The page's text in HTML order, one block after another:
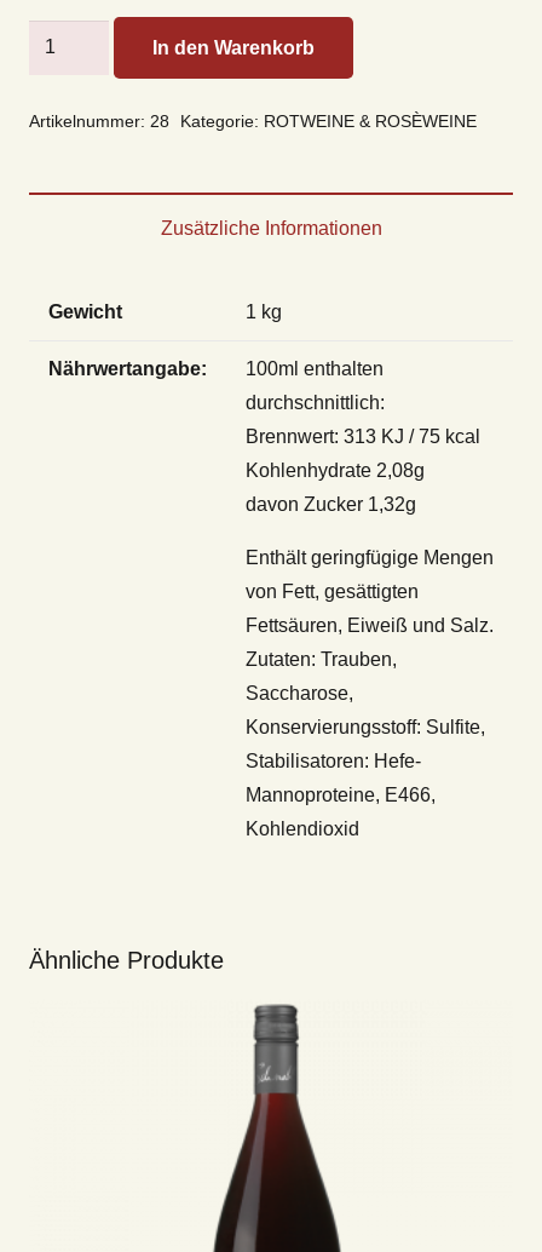
Regent
Weissherbst
In den Warenkorb
Artikelnummer: 28 Kategorie: ROTWEINE & ROSÈWEINE
Zusätzliche Informationen
Gewicht 1 kg
Nährwertangabe:
100ml enthalten
durchschnittlich:
Brennwert: 313 KJ / 75 kcal
Kohlenhydrate 2,08g
davon Zucker 1,32g
Enthält geringfügige Mengen
von Fett, gesättigten
Fettsäuren, Eiweiß und Salz.
Zutaten: Trauben,
Saccharose,
Konservierungsstoff: Sulfite,
Stabilisatoren: Hefe-
Mannoproteine, E466,
Kohlendioxid
Ähnliche Produkte